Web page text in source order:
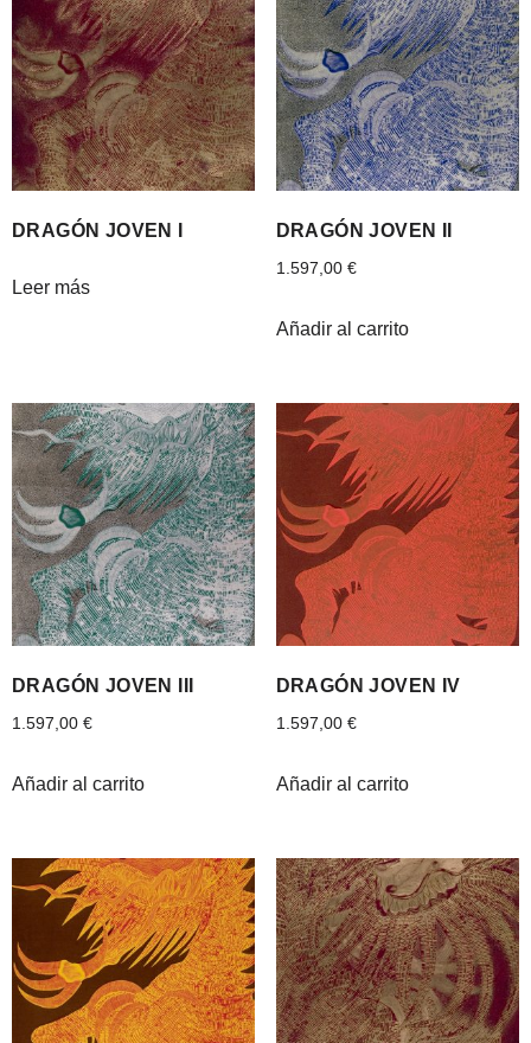
DRAGÓN JOVEN I
Leer más
DRAGÓN JOVEN II
1.597,00 €
Añadir al carrito
DRAGÓN JOVEN III
1.597,00 €
Añadir al carrito
DRAGÓN JOVEN IV
1.597,00 €
Añadir al carrito